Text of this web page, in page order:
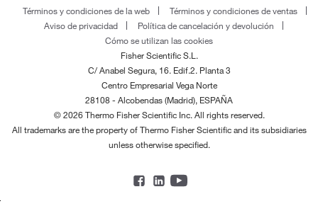
Términos y condiciones de la web
Términos y condiciones de ventas
Aviso de privacidad
Política de cancelación y devolución
Cómo se utilizan las cookies
Fisher Scientific S.L.
C/ Anabel Segura, 16. Edif.2. Planta 3
Centro Empresarial Vega Norte
28108 - Alcobendas (Madrid), ESPAÑA
© 2026 Thermo Fisher Scientific Inc. All rights reserved.
All trademarks are the property of Thermo Fisher Scientific and its subsidiaries
unless otherwise specified.